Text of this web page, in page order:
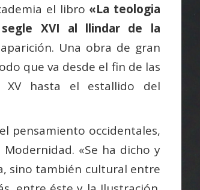
el libro «La teologia
XVI al llindar de la
Una obra de gran
que va desde el fin de las
XV hasta el estallido del
pensamiento occidentales,
«Se ha dicho y
sino también cultural entre